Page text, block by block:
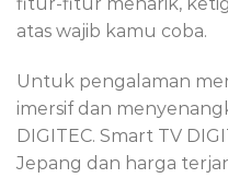
atas wajib kamu coba.
Untuk pengalaman
imersif dan
DIGITEC. Smart TV
Jepang dan harga